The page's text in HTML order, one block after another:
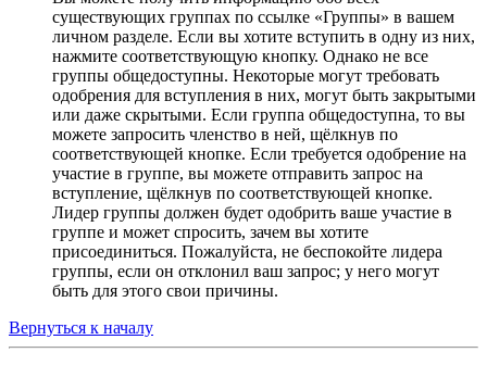
существующих группах по ссылке «Группы» в вашем
личном разделе. Если вы хотите вступить в одну из них,
нажмите соответствующую кнопку. Однако не все
группы общедоступны. Некоторые могут требовать
одобрения для вступления в них, могут быть закрытыми
или даже скрытыми. Если группа общедоступна, то вы
можете запросить членство в ней, щёлкнув по
соответствующей кнопке. Если требуется одобрение на
участие в группе, вы можете отправить запрос на
вступление, щёлкнув по соответствующей кнопке.
Лидер группы должен будет одобрить ваше участие в
группе и может спросить, зачем вы хотите
присоединиться. Пожалуйста, не беспокойте лидера
группы, если он отклонил ваш запрос; у него могут
быть для этого свои причины.
Вернуться к началу